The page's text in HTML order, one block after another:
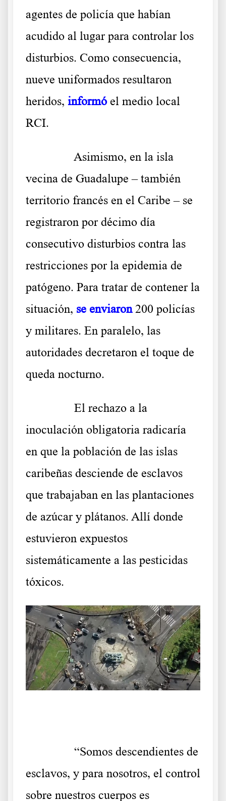
agentes de policía que habían
acudido al lugar para controlar los
disturbios. Como consecuencia,
nueve uniformados resultaron
heridos, informó el medio local
RCI.
Asimismo, en la isla
vecina de Guadalupe – también
territorio francés en el Caribe – se
registraron por décimo día
consecutivo disturbios contra las
restricciones por la epidemia de
patógeno. Para tratar de contener la
situación, se enviaron200 policías
y militares. En paralelo, las
autoridades decretaron el toque de
queda nocturno.
El rechazo a la
inoculación obligatoria radicaría
en que la población de las islas
caribeñas desciende de esclavos
que trabajaban en las plantaciones
de azúcar y plátanos. Allí donde
estuvieron expuestos
sistemáticamente a las pesticidas
tóxicos.
“Somos descendientes de
esclavos, y para nosotros, el control
sobre nuestros cuerpos es